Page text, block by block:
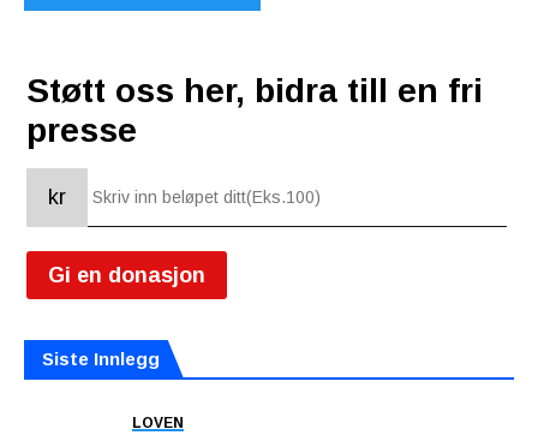
Støtt oss her, bidra till en fri
presse
kr
Gi en donasjon
Siste Innlegg
LOVEN